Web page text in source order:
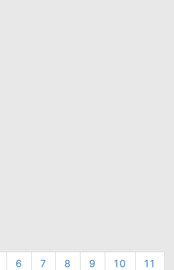
6 7 8 9 10
11